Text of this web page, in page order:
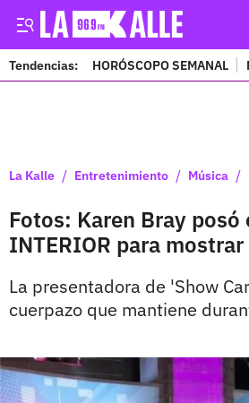
Tendencias: HORÓSCOPO SEMANAL
La Kalle / Entretenimiento / Música /
Fotos: Karen Bray posó
INTERIOR para
La presentadora de 'Show
cuerpazo que mantiene